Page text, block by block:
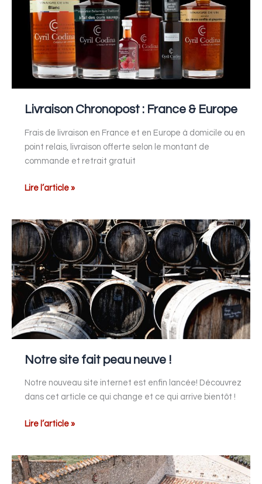
Livraison Chronopost : France & Europe
Frais de livraison en France et en Europe à domicile ou en
point relais, livraison offerte selon le montant de
commande et retrait gratuit
Europe
Lire l’article »
Notre site fait peau neuve !
Notre nouveau site internet est enfin lancée! Découvrez
dans cet article ce qui change et ce qui arrive bientôt !
Notre
site
fait
peau
neuve
Lire l’article »
Vinaigre
balsamique